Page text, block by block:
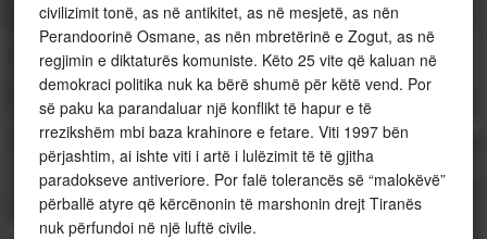
civilizimit tonë, as në antikitet, as në mesjetë, as nën
Perandoorinë Osmane, as nën mbretërinë e Zogut, as në
regjimin e diktaturës komuniste. Këto 25 vite që kaluan në
demokraci politika nuk ka bërë shumë për këtë vend. Por
së paku ka parandaluar një konflikt të hapur e të
rrezikshëm mbi baza krahinore e fetare. Viti 1997 bën
përjashtim, ai ishte viti i artë i lulëzimit të të gjitha
paradokseve antiveriore. Por falë tolerancës së “malokëvë”
përballë atyre që kërcënonin të marshonin drejt Tiranës
nuk përfundoi në një luftë civile.